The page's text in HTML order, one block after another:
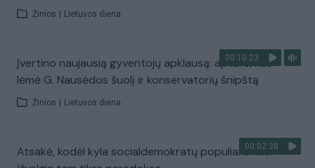
Žinios Lietuvos diena
00:10:23
Įvertino naujausią gyventojų apklausą: aptarė, kas
lėmė G. Nausėdos šuolį ir konservatorių šnipštą
Žinios Lietuvos diena
00:02:38
Atsakė, kodėl kyla socialdemokratų populiarumas: